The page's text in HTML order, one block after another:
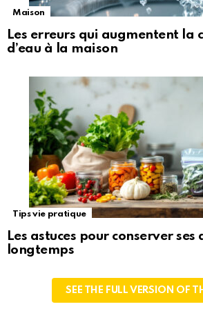
Maison
Les erreurs qui augmentent la
d’eau à la maison
Tips vie pratique
Les astuces pour conserver
longtemps
SEE THE FULL VERSION OF